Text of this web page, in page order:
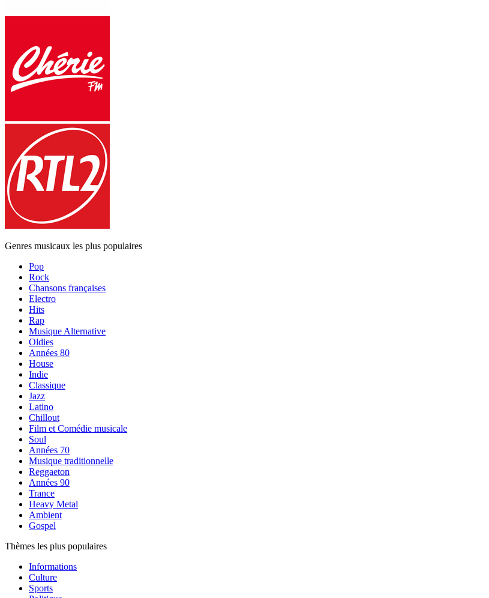
Genres musicaux les plus populaires
Pop
Rock
Chansons françaises
Electro
Hits
Rap
Musique Alternative
Oldies
Années 80
House
Indie
Classique
Jazz
Latino
Chillout
Film et Comédie musicale
Soul
Années 70
Musique traditionnelle
Reggaeton
Années 90
Trance
Heavy Metal
Ambient
Gospel
Thèmes les plus populaires
Informations
Culture
Sports